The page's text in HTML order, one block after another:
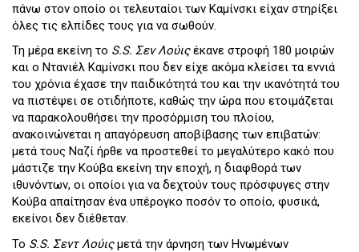
πάνω στον οποίο οι τελευταίοι των Καμίνσκι είχαν στηρίξει
όλες τις ελπίδες τους για να σωθούν.
Τη μέρα εκείνη το S.S. Σεν Λούιςέκανε στροφή 180 μοιρών
και ο Ντανιέλ Καμίνσκι που δεν είχε ακόμα κλείσει τα εννιά
του χρόνια έχασε την παιδικότητά του και την ικανότητά του
να πιστέψει σε οτιδήποτε, καθώς την ώρα που ετοιμάζεται
να παρακολουθήσει την προσόρμιση του πλοίου,
ανακοινώνεται η απαγόρευση αποβίβασης των επιβατών:
μετά τους Ναζί ήρθε να προστεθεί το μεγαλύτερο κακό που
μάστιζε την Κούβα εκείνη την εποχή, η διαφθορά των
ιθυνόντων, οι οποίοι για να δεχτούν τους πρόσφυγες στην
Κούβα απαίτησαν ένα υπέρογκο ποσόν το οποίο, φυσικά,
εκείνοι δεν διέθεταν.
Το S.S. Σεντ Λούιςμετά την άρνηση των Ηνωμένων